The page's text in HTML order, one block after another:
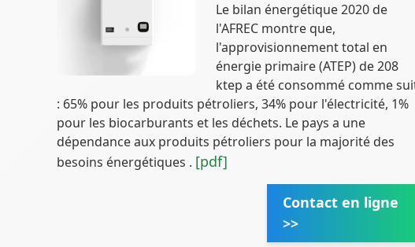
Le bilan énergétique 2020 de
l'AFREC montre que,
l'approvisionnement total en
énergie primaire (ATEP) de 208
ktep a été consommé comme
: 65% pour les produits pétroliers, 34% pour l'électricité, 1%
pour les biocarburants et les déchets. Le pays a une
dépendance aux produits pétroliers pour la majorité des
besoins énergétiques . [pdf]
Contact en ligne
>>